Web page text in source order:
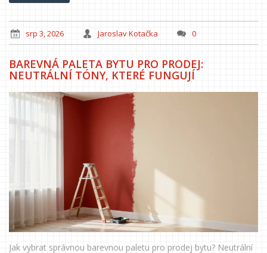
srp 3, 2026 Jaroslav Kotačka 0
BAREVNÁ PALETA BYTU PRO PRODEJ:
NEUTRÁLNÍ TÓNY, KTERÉ FUNGUJÍ
Jak vybrat správnou barevnou paletu pro prodej bytu? Neutrální